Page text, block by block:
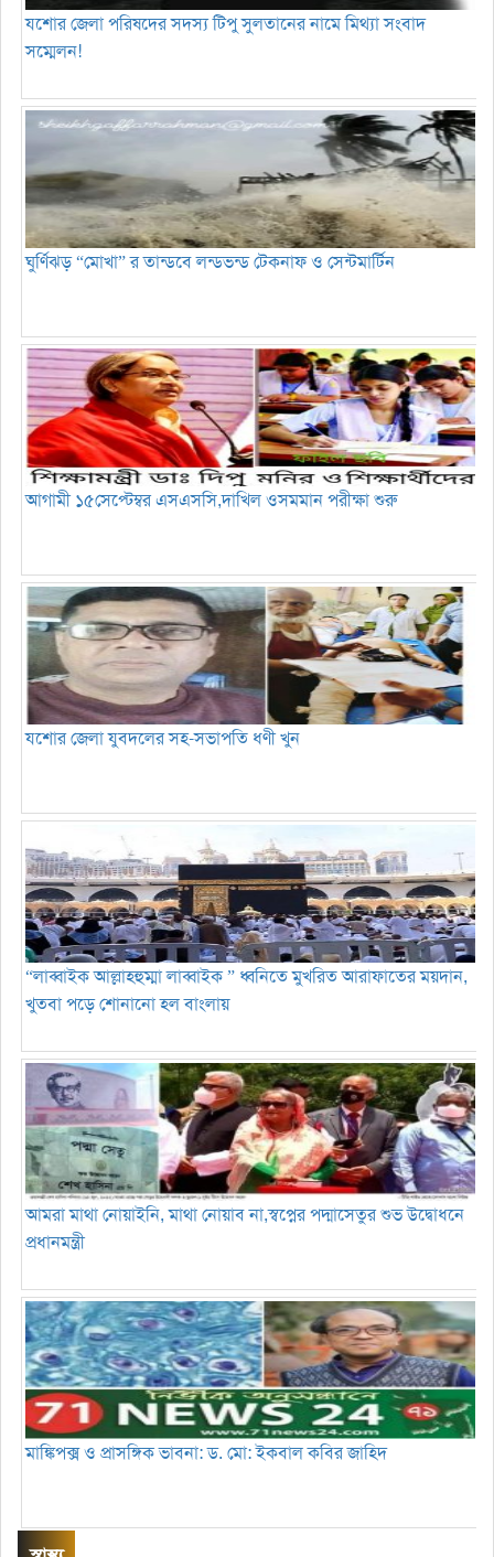
যশোর জেলা পরিষদের সদস্য টিপু সুলতানের নামে মিথ্যা সংবাদ
সম্মেলন!
ঘুর্ণিঝড় “মোখা” র তান্ডবে লন্ডভন্ড টেকনাফ ও সেন্টমার্টিন
আগামী ১৫সেপ্টেম্বর এসএসসি,দাখিল ওসমমান পরীক্ষা শুরু
যশোর জেলা যুবদলের সহ-সভাপতি ধণী খুন
“লাব্বাইক আল্লাহহুম্মা লাব্বাইক ” ধ্বনিতে মুখরিত আরাফাতের ময়দান,
খুতবা পড়ে শোনানো হল বাংলায়
আমরা মাথা নোয়াইনি, মাথা নোয়াব না,স্বপ্নের পদ্মাসেতুর শুভ উদ্বোধনে
প্রধানমন্ত্রী
মাঙ্কিপক্স ও প্রাসঙ্গিক ভাবনা: ড. মো: ইকবাল কবির জাহিদ